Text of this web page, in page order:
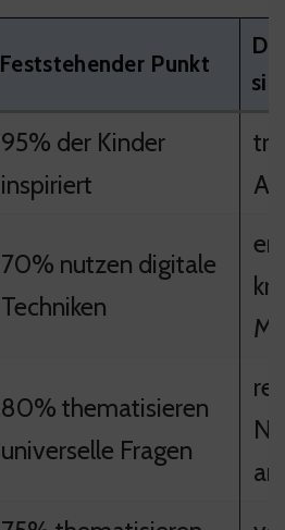
Feststehender Punkt
95% der Kinder
inspiriert
70% nutzen digitale
Techniken
80% thematisieren
universelle Fragen
an